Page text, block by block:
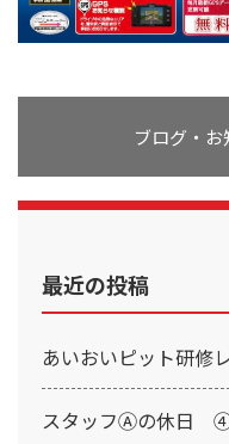
ブログ・
最近の投稿
あいおいピット研修
スタッフⒶの休